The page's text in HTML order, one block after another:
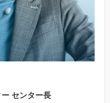
センター長